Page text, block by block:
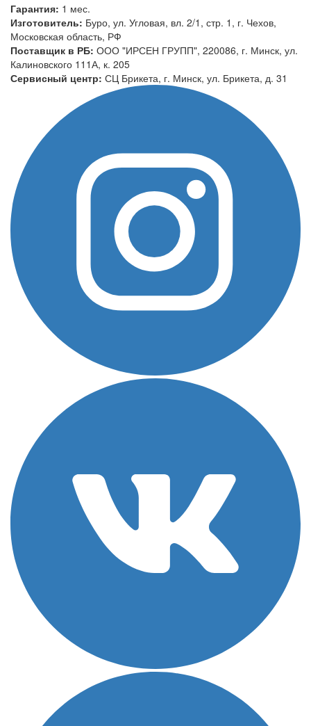
Гарантия: 1 мес.
Изготовитель: Буро, ул. Угловая, вл. 2/1, стр. 1, г. Чехов,
Московская область, РФ
Поставщик в РБ: ООО "ИРСЕН ГРУПП", 220086, г. Минск, ул.
Калиновского 111А, к. 205
Сервисный центр: СЦ Брикета, г. Минск, ул. Брикета, д. 31